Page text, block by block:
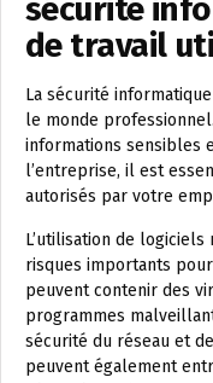
sécurité
de travail
La sécurité
le monde
informations sensibles
l’entreprise, il est
autorisés par votre
L’utilisation de
risques importants
peuvent contenir des
programmes
sécurité du réseau et
peuvent également